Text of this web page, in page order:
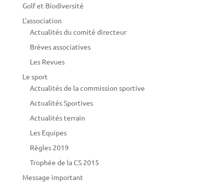
Golf et Biodiversité
L'association
Actualités du comité directeur
Brèves associatives
Les Revues
Le sport
Actualités de la commission sportive
Actualités Sportives
Actualités terrain
Les Equipes
Règles 2019
Trophée de la CS 2015
Message important